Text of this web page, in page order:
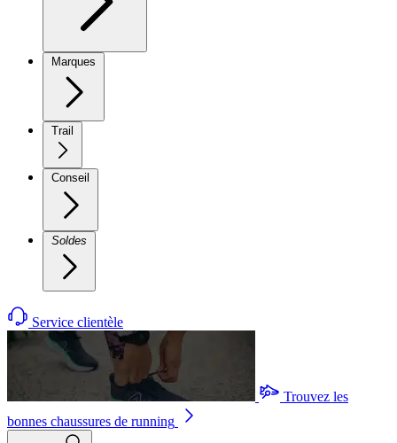
Marques
Trail
Conseil
Soldes
Service clientèle
Trouvez les
bonnes chaussures de running